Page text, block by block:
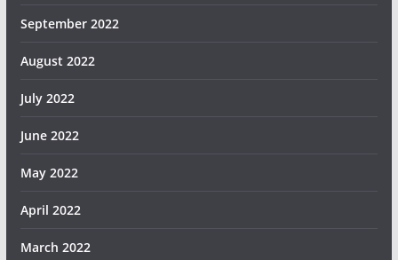
September 2022
August 2022
July 2022
June 2022
May 2022
April 2022
March 2022